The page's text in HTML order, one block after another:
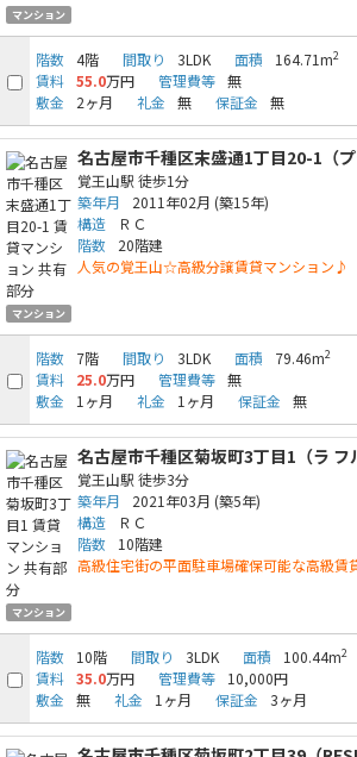
マンション
階数 4階 間取り 3LDK 面積 164.71m2
賃料 55.0万円 管理費等 無
敷金
2ヶ月 礼金 無 保証金 無
マンション
名古屋市千種区末盛通1丁目20-1（プ
覚王山駅 徒歩1分
築年月
2011年02月 (築15年)
構造
ＲＣ
階数
20階建
人気の覚王山☆高級分譲賃貸マンション♪
階数 7階 間取り 3LDK 面積 79.46m2
賃料 25.0万円 管理費等 無
敷金
1ヶ月 礼金 1ヶ月 保証金 無
マンション
名古屋市千種区菊坂町3丁目1（ラ
覚王山駅 徒歩3分
築年月
2021年03月 (築5年)
構造
ＲＣ
階数
10階建
高級住宅街の平面駐車場確保可能な高級賃
階数 10階 間取り 3LDK 面積 100.44m2
賃料 35.0万円 管理費等
10,000円
敷金
無 礼金 1ヶ月 保証金 3ヶ月